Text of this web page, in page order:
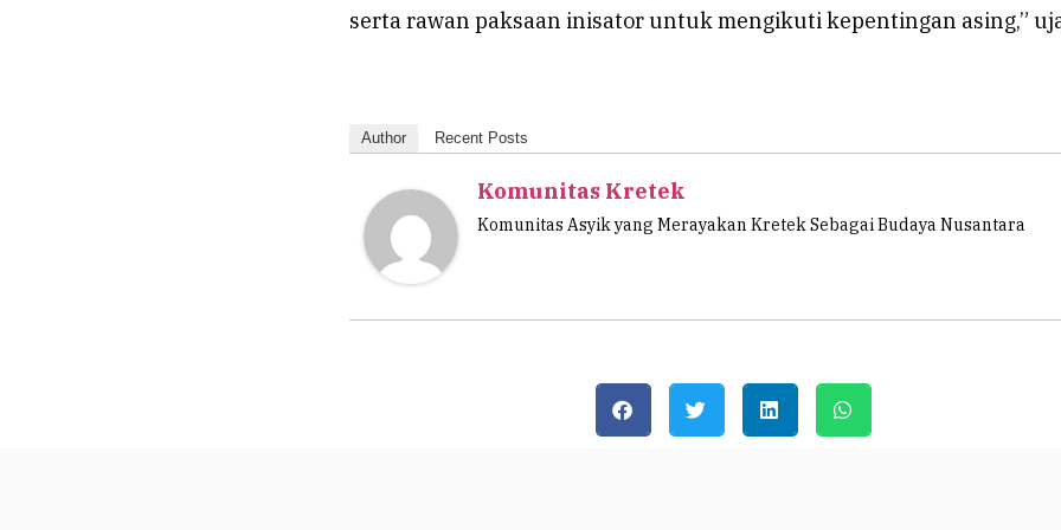
serta rawan paksaan inisator untuk mengikuti kepentingan asing,”
Author Recent Posts
Komunitas Kretek
Komunitas Asyik yang Merayakan Kretek Sebagai Budaya Nusantara